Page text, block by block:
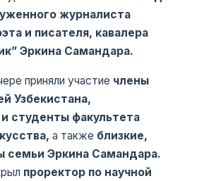
журналиста
и писателя, кавалера
Эркина Самандара.
приняли участие члены
Узбекистана,
студенты факультета
а также близкие,
семьи Эркина Самандара.
проректор по научной